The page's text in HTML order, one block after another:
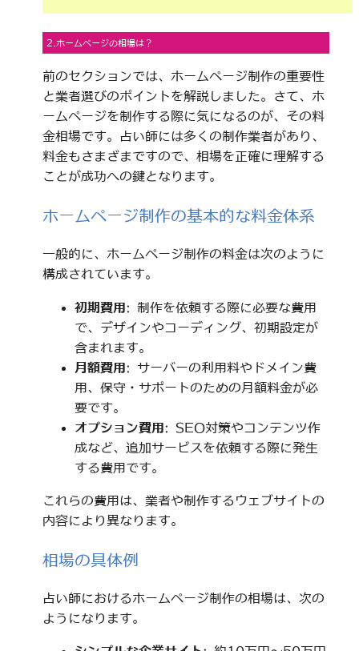
2.ホームページの相場は？
前のセクションでは、ホームページ制作の重要性
と業者選びのポイントを解説しました。さて、ホ
ームページを制作する際に気になるのが、その料
金相場です。占い師には多くの制作業者があり、
料金もさまざまですので、相場を正確に理解する
ことが成功への鍵となります。
ホームページ制作の基本的な料金体系
一般的に、ホームページ制作の料金は次のように
構成されています。
初期費用: 制作を依頼する際に必要な費用
で、デザインやコーディング、初期設定が
含まれます。
月額費用: サーバーの利用料やドメイン費
用、保守・サポートのための月額料金が必
要です。
オプション費用: SEO対策やコンテンツ作
成など、追加サービスを依頼する際に発生
する費用です。
これらの費用は、業者や制作するウェブサイトの
内容により異なります。
相場の具体例
占い師におけるホームページ制作の相場は、次の
ようになります。